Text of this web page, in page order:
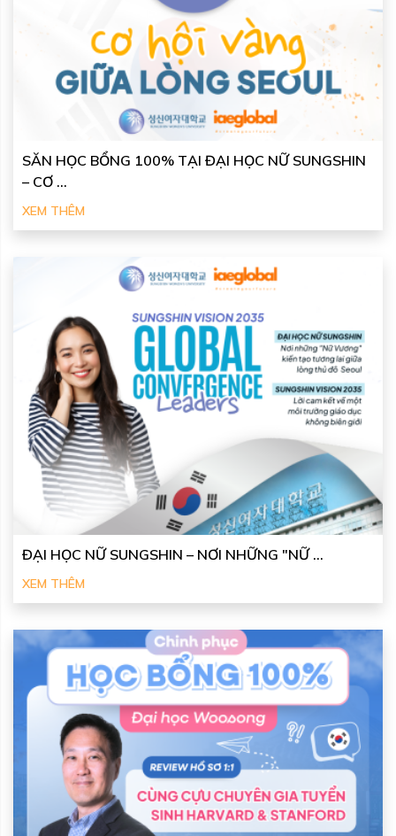
SĂN HỌC BỔNG 100% TẠI ĐẠI HỌC NỮ SUNGSHIN
– CƠ ...
XEM THÊM
ĐẠI HỌC NỮ SUNGSHIN – NƠI NHỮNG "NỮ ...
XEM THÊM